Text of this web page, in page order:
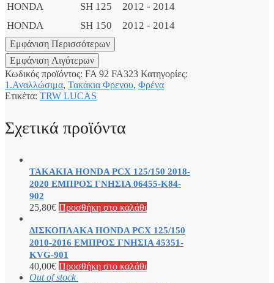
HONDA
SH 125
2012 - 2014
HONDA
SH 150 2012 - 2014
Κωδικός προϊόντος: FA 92 FA323 Κατηγορίες:
1.Αναλλώσιμα, Τακάκια Φρενου, Φρένα
Ετικέτα: TRW LUCAS
Σχετικά προϊόντα
ΤΑΚΑΚΙΑ HONDA PCX 125/150 2018-
2020 ΕΜΠΡΟΣ ΓΝΗΣΙΑ 06455-K84-
902
25,80€ Προσθήκη στο καλάθι
ΔΙΣΚΟΠΛΑΚΑ HONDA PCX 125/150
2010-2016 ΕΜΠΡΟΣ ΓΝΗΣΙΑ 45351-
KVG-901
40,00€ Προσθήκη στο καλάθι
Out of stock